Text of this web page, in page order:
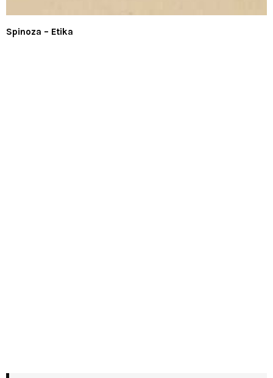
Spinoza – Etika